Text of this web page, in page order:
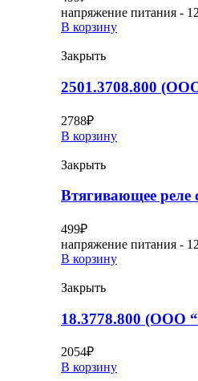
напряжение питания -
В корзину
Закрыть
2501.3708.800
2788₽
В корзину
Закрыть
Втягивающее реле
499₽
напряжение питания -
В корзину
Закрыть
18.3778.800 (ООО
2054₽
В корзину